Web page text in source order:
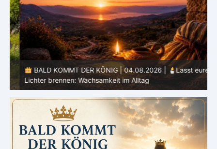
BALD KOMMT DER KÖNIG | 04.08.2026 |
Lasst eure
Lichter brennen: Wachsamkeit im Alltag